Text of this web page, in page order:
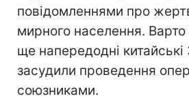
повідомленнями про
мирного населення. Варто
ще напередодні
засудили проведення
союзниками.